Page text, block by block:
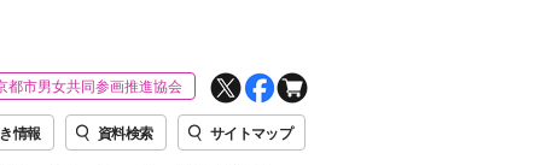
市男女共同参画推進協会
情報 資料検索 サイトマップ